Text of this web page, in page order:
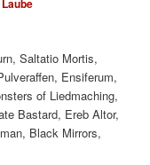
Saltatio Mortis,
Ensiferum,
of Liedmaching,
Bastard, Ereb Altor,
Black Mirrors,